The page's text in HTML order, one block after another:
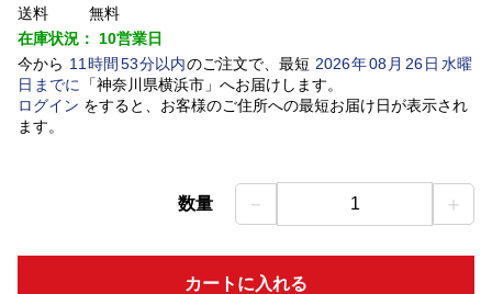
送料
無料
在庫状況： 10営業日
今から 11 時間 53分以内のご注文で、最短 2026年08 月 26日水曜
日 までに 「神奈川県横浜市」 へお届けします。
ログイン をすると、お客様のご住所への最短お届け日が表示され
ます。
数量 － 1 ＋
カートに入れる